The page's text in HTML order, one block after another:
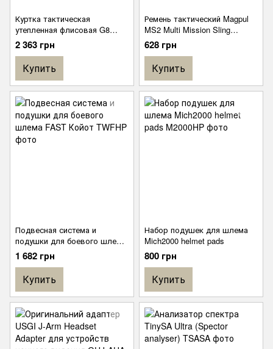
Куртка тактическая
утепленная флисовая G8
(мультикам), S
2 363 грн
Купить
Ремень тактический Magpul
MS2 Multi Mission Sling
System Black
628 грн
Купить
Подвесная система и
подушки для боевого шлема
FAST Койот
1 682 грн
Купить
Набор подушек для шлема
Mich2000 helmet pads
800 грн
Купить